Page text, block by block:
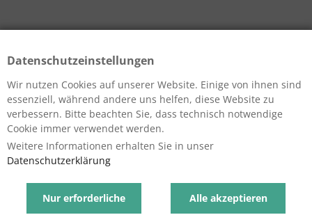
Datenschutzeinstellungen
Wir nutzen Cookies auf unserer Website. Einige von ihnen sind
essenziell, während andere uns helfen, diese Website zu
verbessern. Bitte beachten Sie, dass technisch notwendige
Cookie immer verwendet werden.
Weitere Informationen erhalten Sie in unser
Datenschutzerklärung
Nur erforderliche Alle akzeptieren